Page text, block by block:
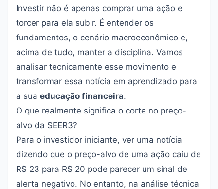
Investir não é apenas comprar uma ação e
torcer para ela subir. É entender os
fundamentos, o cenário macroeconômico e,
acima de tudo, manter a disciplina. Vamos
analisar tecnicamente esse movimento e
transformar essa notícia em aprendizado para
a sua educação financeira.
O que realmente significa o corte no preço-
alvo da SEER3?
Para o investidor iniciante, ver uma notícia
dizendo que o preço-alvo de uma ação caiu de
R$ 23 para R$ 20 pode parecer um sinal de
alerta negativo. No entanto, na análise técnica